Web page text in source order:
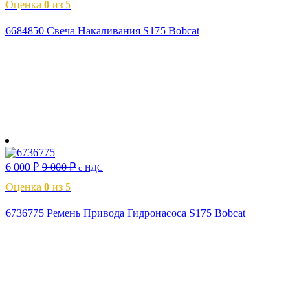
Оценка 0 из 5
6684850 Свеча Накаливания S175 Bobcat
6 000 ₽ 9 000₽ с НДС
Оценка 0 из 5
6736775 Ремень Привода Гидронасоса S175 Bobcat